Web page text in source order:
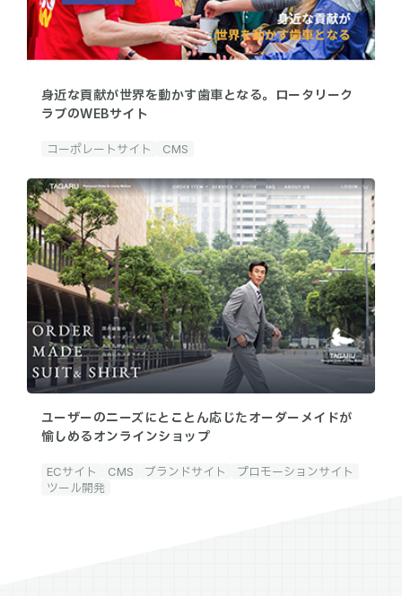
身近な貢献が世界を動かす歯車となる。ロータリーク
ラブのWEBサイト
コーポレートサイト CMS
ユーザーのニーズにとことん応じたオーダーメイドが
愉しめるオンラインショップ
ECサイト CMS ブランドサイト
プロモーションサイト
ツール開発